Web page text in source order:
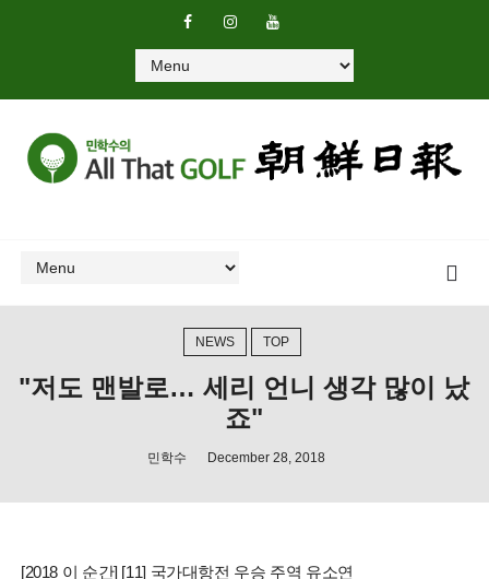
NEWS TOP
"저도 맨발로… 세리 언니 생각 많이 났
죠"
민학수 December 28, 2018
[2018 이 순간] [11] 국가대항전 우승 주역 유소연